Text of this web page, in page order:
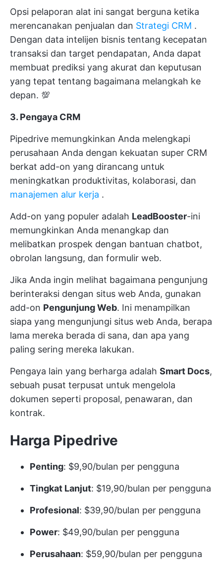
Opsi pelaporan alat ini sangat berguna ketika
merencanakan penjualan dan Strategi CRM .
Dengan data intelijen bisnis tentang kecepatan
transaksi dan target pendapatan, Anda dapat
membuat prediksi yang akurat dan keputusan
yang tepat tentang bagaimana melangkah ke
depan. 💯
3. Pengaya CRM
Pipedrive memungkinkan Anda melengkapi
perusahaan Anda dengan kekuatan super CRM
berkat add-on yang dirancang untuk
meningkatkan produktivitas, kolaborasi, dan
manajemen alur kerja .
Add-on yang populer adalah LeadBooster-ini
memungkinkan Anda menangkap dan
melibatkan prospek dengan bantuan chatbot,
obrolan langsung, dan formulir web.
Jika Anda ingin melihat bagaimana pengunjung
berinteraksi dengan situs web Anda, gunakan
add-on Pengunjung Web. Ini menampilkan
siapa yang mengunjungi situs web Anda, berapa
lama mereka berada di sana, dan apa yang
paling sering mereka lakukan.
Pengaya lain yang berharga adalah Smart Docs,
sebuah pusat terpusat untuk mengelola
dokumen seperti proposal, penawaran, dan
kontrak.
Harga Pipedrive
Penting: $9,90/bulan per pengguna
Tingkat Lanjut: $19,90/bulan per pengguna
Profesional: $39,90/bulan per pengguna
Power: $49,90/bulan per pengguna
Perusahaan: $59,90/bulan per pengguna